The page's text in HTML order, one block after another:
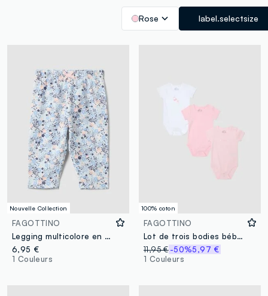
Rose label.selectsize
Nouvelle Collection
FAGOTTINO
Legging multicolore en pur coton bio à imprimé floral pour bébé fille
6,95 €
1 Couleurs
100% coton
FAGOTTINO
Lot de trois bodies bébé multicolores en pur coton
11,95 € -50%5,97 €
1 Couleurs